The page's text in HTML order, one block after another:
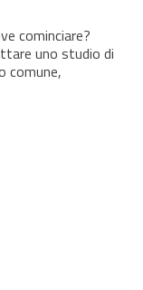
cominciare?
uno studio di
comune,